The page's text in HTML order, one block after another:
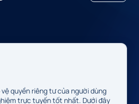
Văn Bạch, P. Cầu Giấy, Hà Nội, Việt Nam
vệ quyền riêng tư của người dùng
trực tuyến tốt nhất. Dưới đây